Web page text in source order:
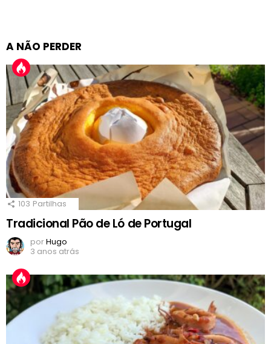
A NÃO PERDER
103 Partilhas
Tradicional Pão de Ló de Portugal
porHugo
3 anos atrás